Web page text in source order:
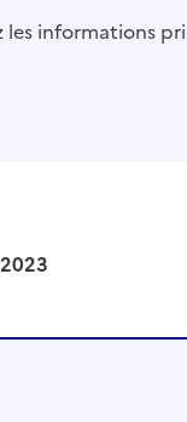
les informations